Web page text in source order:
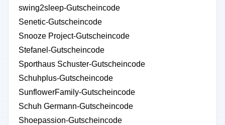
swing2sleep-Gutscheincode
Senetic-Gutscheincode
Snooze Project-Gutscheincode
Stefanel-Gutscheincode
Sporthaus Schuster-Gutscheincode
Schuhplus-Gutscheincode
SunflowerFamily-Gutscheincode
Schuh Germann-Gutscheincode
Shoepassion-Gutscheincode